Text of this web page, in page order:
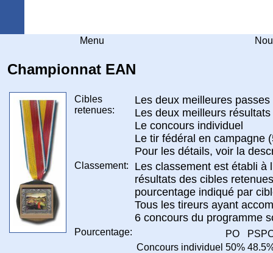
Menu
Championnat EAN
Cibles
retenues:
Les deux meilleures passes
Les deux meilleurs
Le concours individuel
Le tir fédéral en campagne
Pour les détails, voir la
Classement:
Les classement est établi à
résultats des cibles
pourcentage indiqué par
Tous les tireurs ayant
6 concours du programme
Pourcentage: PO
Concours individuel 50%